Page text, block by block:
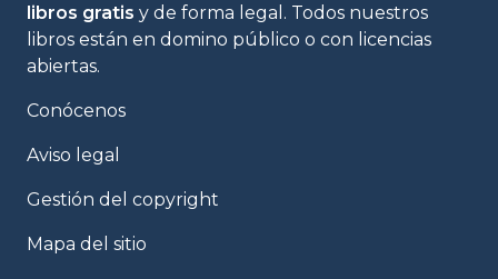
libros gratis y de forma legal. Todos nuestros
libros están en domino público o con licencias
abiertas.
Conócenos
Aviso legal
Gestión del copyright
Mapa del sitio